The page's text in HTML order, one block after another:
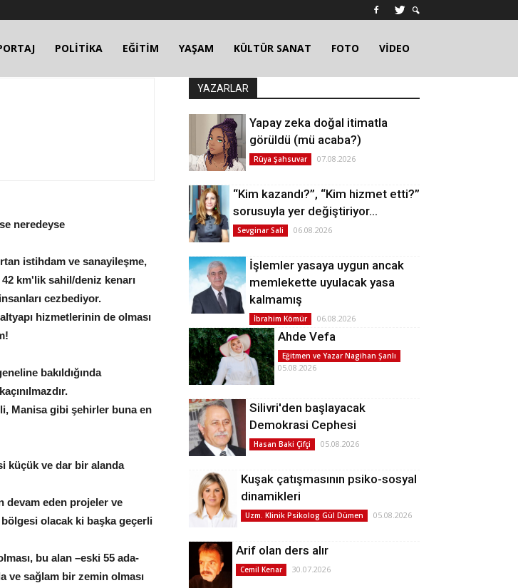
POLİTİKA EĞİTİM YAŞAM KÜLTÜR SANAT FOTO VİDEO
neredeyse
istihdam ve sanayileşme,
km'lik sahil/deniz kenarı
cezbediyor.
hizmetlerinin de olması
bakıldığında
Manisa gibi şehirler buna en
küçük ve dar bir alanda
devam eden projeler ve
olacak ki başka geçerli
bu alan –eski 55 ada-
ve sağlam bir zemin olması
YAZARLAR
Yapay zeka doğal itimatla
görüldü (mü acaba?)
Rüya Şahsuvar 07.08.2026
“Kim kazandı?”, “Kim hizmet etti?”
sorusuyla yer değiştiriyor…
Sevginar Sali 06.08.2026
İşlemler yasaya uygun ancak
memlekette uyulacak yasa
kalmamış
İbrahim Kömür 06.08.2026
Ahde Vefa
Eğitmen ve Yazar Nagihan Şanlı
05.08.2026
Silivri'den başlayacak
Demokrasi Cephesi
Hasan Baki Çifçi 05.08.2026
Kuşak çatışmasının psiko-sosyal
dinamikleri
Uzm. Klinik Psikolog Gül Dümen 05.08.2026
Arif olan ders alır
Cemil Kenar 30.07.2026